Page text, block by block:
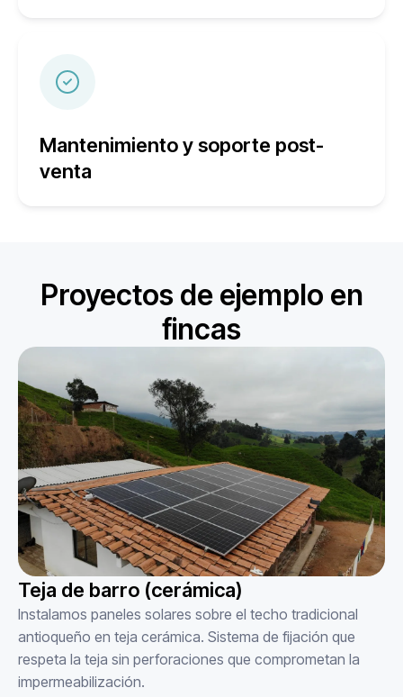
Mantenimiento y soporte post-
venta
Proyectos de ejemplo en
fincas
Teja de barro (cerámica)
Instalamos paneles solares sobre el techo tradicional
antioqueño en teja cerámica. Sistema de fijación que
respeta la teja sin perforaciones que comprometan la
impermeabilización.